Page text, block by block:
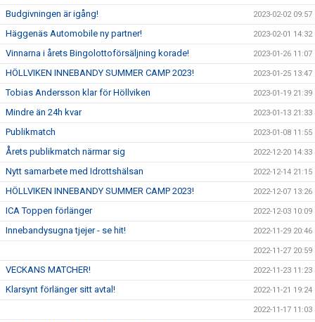
Budgivningen är igång! 2023-02-02 09:57
Häggenäs Automobile ny partner! 2023-02-01 14:32
Vinnarna i årets Bingolottoförsäljning korade! 2023-01-26 11:07
HÖLLVIKEN INNEBANDY SUMMER CAMP 2023! 2023-01-25 13:47
Tobias Andersson klar för Höllviken 2023-01-19 21:39
Mindre än 24h kvar 2023-01-13 21:33
Publikmatch 2023-01-08 11:55
Årets publikmatch närmar sig 2022-12-20 14:33
Nytt samarbete med Idrottshälsan 2022-12-14 21:15
HÖLLVIKEN INNEBANDY SUMMER CAMP 2023! 2022-12-07 13:26
ICA Toppen förlänger 2022-12-03 10:09
Innebandysugna tjejer - se hit! 2022-11-29 20:46
2022-11-27 20:59
VECKANS MATCHER! 2022-11-23 11:23
Klarsynt förlänger sitt avtal! 2022-11-21 19:24
2022-11-17 11:03